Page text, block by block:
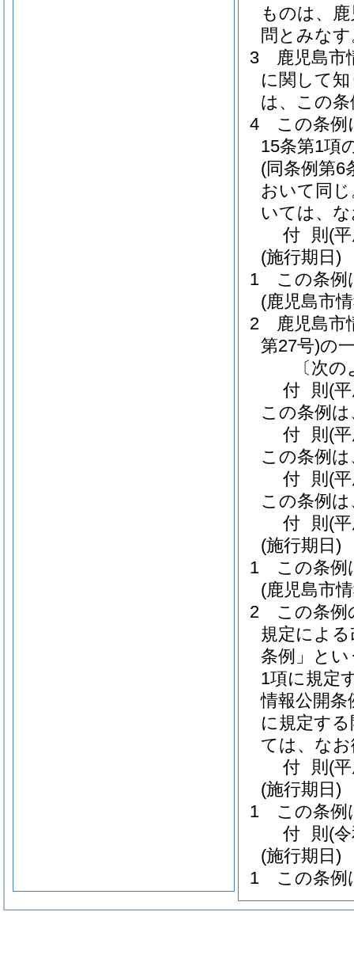
ものは、
問とみな
3
鹿児島市
に関して
は、この
4
この条例
15条第1項
(同条例第6
おいて同じ
いては、
付 則 (
(施行期日)
1
この条例
(鹿児島市
2
鹿児島市
第27号)の
〔次
付 則 (
この条例
付 則 (
この条例
付 則 (
この条例
付 則 (
(施行期日)
1
この条例
(鹿児島市
2
この条例
規定によ
条例」とい
1項に規定
情報公開条
に規定す
ては、な
付 則 (
(施行期日)
1
この条例
付 則 (
(施行期日)
1
この条例